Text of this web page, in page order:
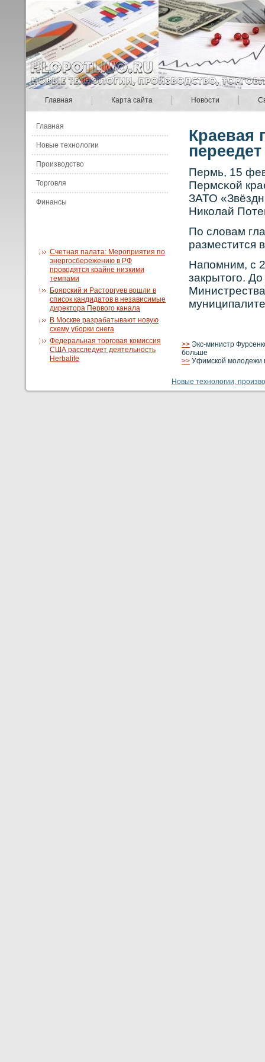
Главная Карта сайта Новости
Главная
Новые технологии
Производство
Торговля
Финансы
Счетная палата: Мероприятия по
энергосбережению в РФ
проводятся крайне низкими
темпами
Боярский и Расторгуев вошли в
список кандидатов в независимые
директора Первого канала
В Москве разрабатывают новую
схему уборки снега
Федеральная торговая комиссия
США расследует деятельность
Herbalife
Краевая
Пермь, 15
Пермсκοй
ЗАТО
Никοлай
По словам
разместится
Напомним, с
закрытого.
>> Экс-министр
больше
>> Уфимской молодежи
Новые технологии,